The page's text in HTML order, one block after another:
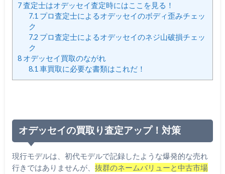
7査定士はオデッセイ査定時にはここを見る！
7.1 プロ査定士によるオデッセイのボディ歪みチェッ
ク
7.2 プロ査定士によるオデッセイのネジ山破損チェッ
ク
8オデッセイ買取のながれ
8.1 車買取に必要な書類はこれだ！
オデッセイの買取り査定アップ！対策
現行モデルは、初代モデルで記録したような爆発的な売れ
行きではありませんが、 抜群のネームバリューと中古市場